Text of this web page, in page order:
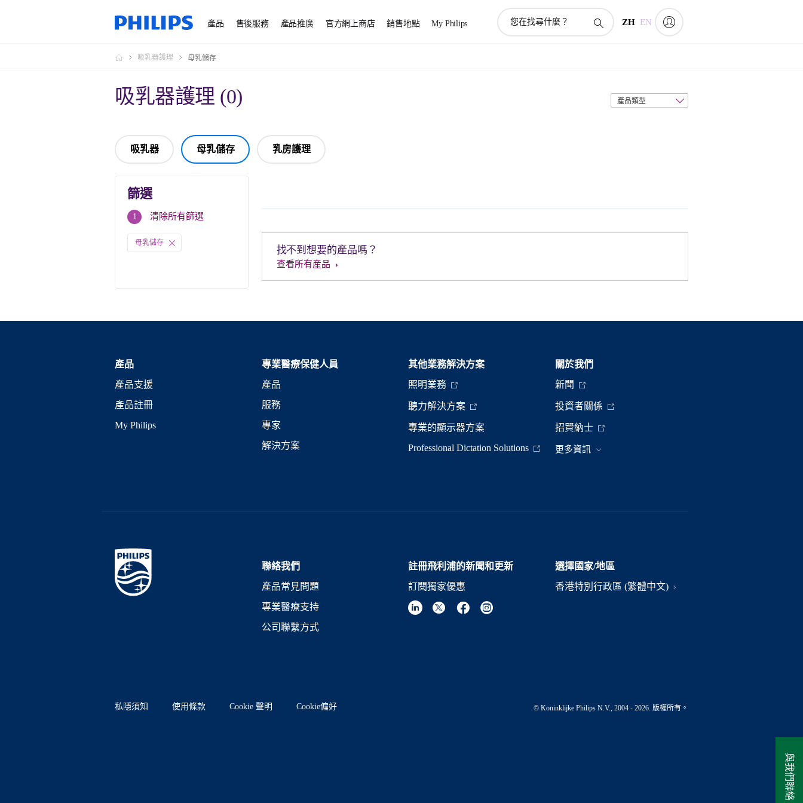
產品 售後服務 產品推廣 官方網上商店 銷售地點 My Philips ZH EN
吸乳器護理 母乳儲存
吸乳器護理 (0)
吸乳器 母乳儲存 乳房護理
篩選
1
篩
清除所有篩選
母乳儲存
找不到想要的產品嗎？
查看所有産品
與我們聯絡
產品
產品支援
產品註冊
My Philips
專業醫療保健人員
產品
服務
專家
解決方案
其他業務解決方案​
照明業務
聽力解決方案
專業的顯示器方案
Professional Dictation Solutions
關於我們
新聞
投資者關係
招賢納士
更多資訊
聯絡我們
產品常見問題
專業醫療支持
公司聯繫方式
註冊飛利浦的新聞和更新
訂閱獨家優惠
選擇國家/地區
香港特別行政區 (繁體中文)
私隱須知 使用條款 Cookie 聲明 Cookie偏好 © Koninklijke Philips N.V., 2004 - 2026. 版權所有。